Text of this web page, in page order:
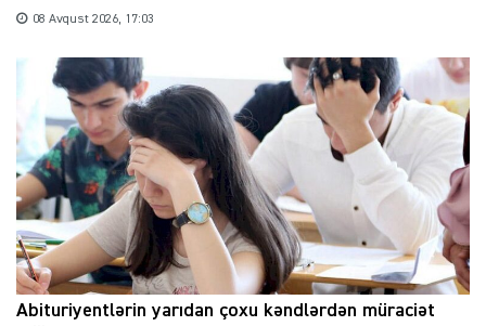
08 Avqust 2026, 17:03
Abituriyentlərin yarıdan çoxu kəndlərdən müraciət